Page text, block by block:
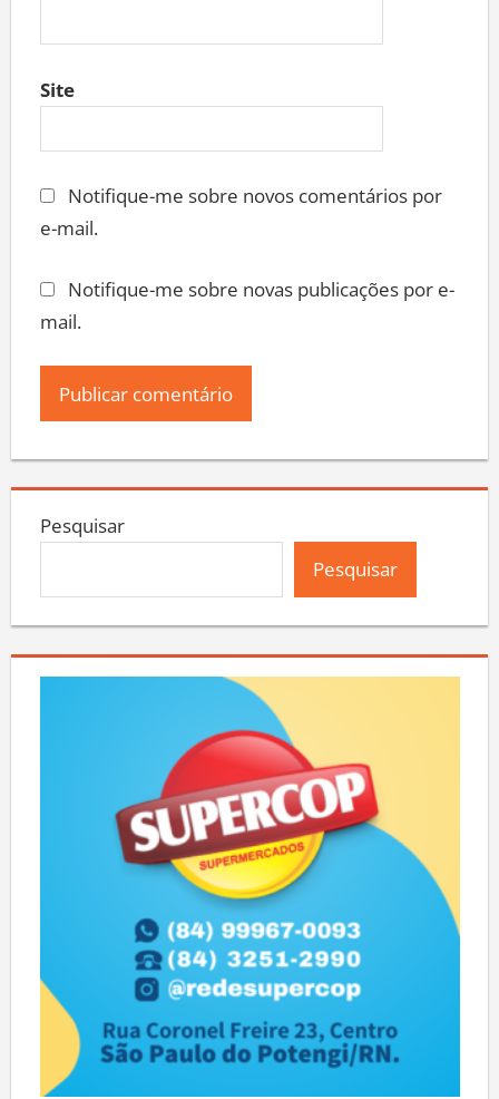
Site
Notifique-me sobre novos comentários por
e-mail.
Notifique-me sobre novas publicações por e-
mail.
Pesquisar
Pesquisar